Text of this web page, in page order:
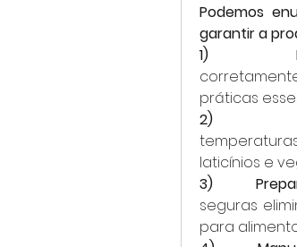
Podemos
garantir a
1)
práticas
2)
laticínios e
3)
seguras
para